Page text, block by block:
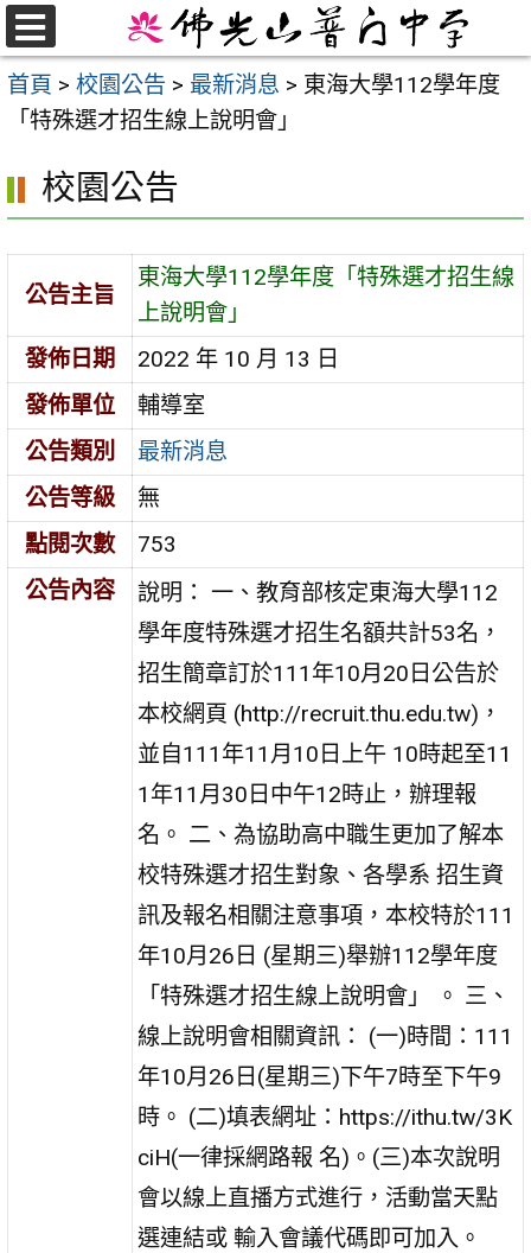
跳
至
主首頁 > 校園公告 > 最新消息 > 東海大學112學年度
「特殊選才招生線上說明會」
校園公告
公告主旨
東海大學112學年度「特殊選才招生線
上說明會」
發佈日期
2022 年 10 月 13 日
發佈單位
輔導室
公告類別
最新消息
公告等級
無
點閱次數
753
公告內容
說明： 一、教育部核定東海大學112
學年度特殊選才招生名額共計53名，
招生簡章訂於111年10月20日公告於
本校網頁 (http://recruit.thu.edu.tw)，
並自111年11月10日上午 10時起至11
1年11月30日中午12時止，辦理報
名。 二、為協助高中職生更加了解本
校特殊選才招生對象、各學系 招生資
訊及報名相關注意事項，本校特於111
年10月26日 (星期三)舉辦112學年度
「特殊選才招生線上說明會」 。 三、
線上說明會相關資訊： (一)時間：111
年10月26日(星期三)下午7時至下午9
時。 (二)填表網址：https://ithu.tw/3K
ciH(一律採網路報 名)。(三)本次說明
會以線上直播方式進行，活動當天點
選連結或 輸入會議代碼即可加入。
選
單